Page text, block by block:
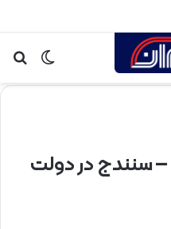
تغییر
پوسته
– سنندج در دولت